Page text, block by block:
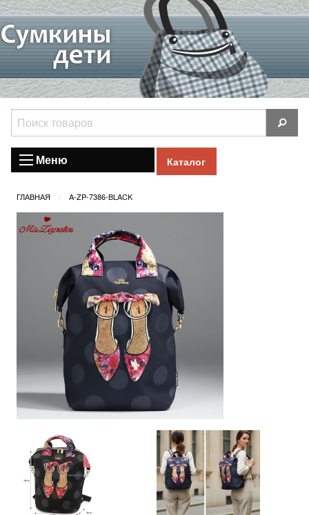
Меню Каталог
ГЛАВНАЯ A-ZP-7386-BLACK